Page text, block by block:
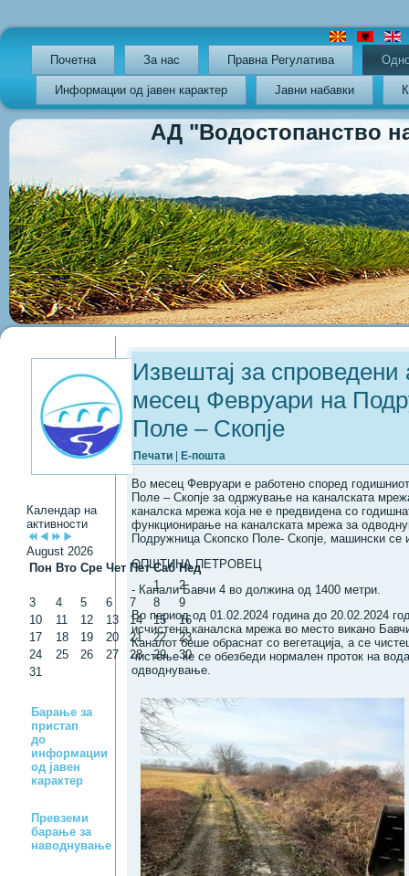
Почетна За нас Правна Регулатива
Информации од јавен карактер Јавни набавки
АД "Водостопанство на
Календар на
активности
August 2026
Пон Вто Сре Чет Пет Саб Нед
1
2
3
4 5 6 7 8
9
10
11 12 13 14 15
16
17
18 19 20 21 22
23
24
25 26 27 28 29
30
31
Барање за
пристап
до
информации
од јавен
карактер
Превземи
барање за
наводнување
Извештај за спроведени
месец Февруари на
Поле – Скопје
Печати Е-пошта
Во месец Февруари е работено според
Поле – Скопје за одржување на каналската
каналска мрежа која не е предвидена со
функционирање на каналската мрежа за
Подружница Скопско Поле- Скопје, машински се
ОПШТИНА ПЕТРОВЕЦ
- Канали Бавчи 4 во должина од 1400 метри.
Во период од 01.02.2024 година до 20.02.2024
исчистена каналска мрежа во место викано
Каналот беше обраснат со вегетација, а се
чистење ќе се обезбеди нормален проток на
одводнување.